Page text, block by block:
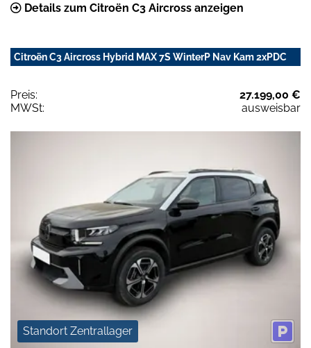
Details zum Citroën C3 Aircross anzeigen
Citroën C3 Aircross Hybrid MAX 7S WinterP Nav Kam 2xPDC
Preis:
27.199,00 €
MWSt:
ausweisbar
Standort Zentrallager